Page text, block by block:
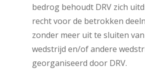
bedrog behoudt DRV zich
recht voor de betrokken
zonder meer uit te sluiten
wedstrijd en/of andere
georganiseerd door DRV.